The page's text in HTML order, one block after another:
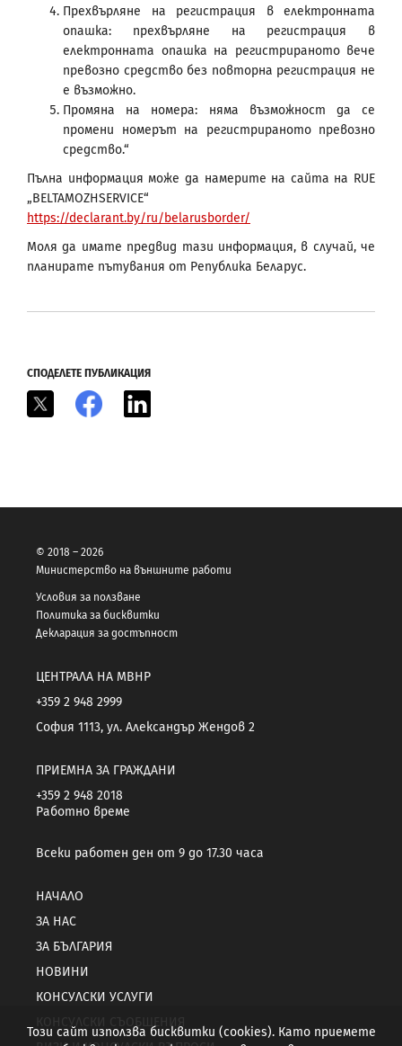
Прехвърляне на регистрация в електронната
опашка: прехвърляне на регистрация в
електронната опашка на регистрираното вече
превозно средство без повторна регистрация не
е възможно.
Промяна на номера: няма възможност да се
промени номерът на регистрираното превозно
средство.“
Пълна информация може да намерите на сайта на RUE
„BELTAMOZHSERVICE“
https://declarant.by/ru/belarusborder/
Моля да имате предвид тази информация, в случай, че
планирате пътувания от Република Беларус.
СПОДЕЛЕТЕ ПУБЛИКАЦИЯ
Facebook
© 2018 – 2026
Министерство на външните работи
Условия за ползване
Политика за бисквитки
Декларация за достъпност
ЦЕНТРАЛА НА МВНР
+359 2 948 2999
София 1113, ул. Александър Жендов 2
ПРИЕМНА ЗА ГРАЖДАНИ
+359 2 948 2018
Работно време
Всеки работен ден от 9 до 17.30 часа
НАЧАЛО
ЗА НАС
ЗА БЪЛГАРИЯ
НОВИНИ
КОНСУЛСКИ УСЛУГИ
КОНСУЛСКИ СЪОБЩЕНИЯ
Този сайт използва бисквитки (cookies). Като приемете